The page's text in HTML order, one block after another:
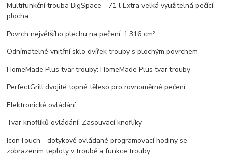
Multifunkční trouba BigSpace - 71 l Extra velká využitelná pečící
plocha
Povrch největšího plechu na pečení: 1.316 cm²
Odnímatelné vnitřní sklo dvířek trouby s plochým povrchem
HomeMade Plus tvar trouby: HomeMade Plus tvar trouby
PerfectGrill dvojité topné těleso pro rovnoměrné pečení
Elektronické ovládání
Tvar knoflíků ovládání: Zasouvací knoflíky
IconTouch - dotykově ovládané programovací hodiny se
zobrazením teploty v troubě a funkce trouby